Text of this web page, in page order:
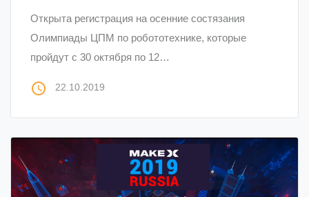
Открыта регистрация на осенние состязания
Олимпиады ЦПМ по робототехнике, которые
пройдут с 30 октября по 12…
access_time 22.10.2019